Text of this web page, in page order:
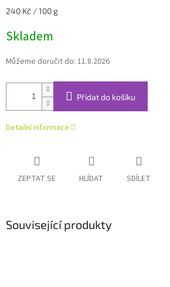
Měrná
240 Kč / 100 g
Skladem
Můžeme doručit do: 11.8.2026
Přidat do košíku
Detailní informace
ZEPTAT SE HLÍDAT SDÍLET
Související produkty